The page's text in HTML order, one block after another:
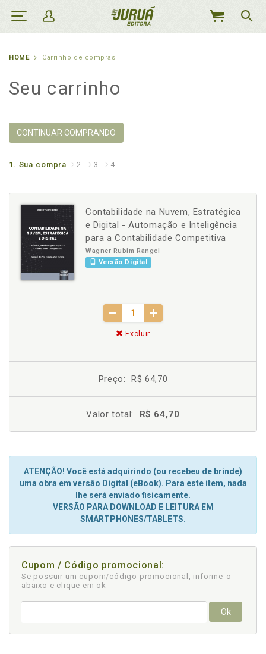
MEU
HOME Carrinho de compras
Seu carrinho
CONTINUAR COMPRANDO
1. Sua compra 2. 3. 4.
Contabilidade na Nuvem, Estratégica
e Digital - Automação e Inteligência
para a Contabilidade Competitiva
Wagner Rubim Rangel
Versão Digital
Excluir
Preço: R$ 64,70
Valor total: R$ 64,70
ATENÇÃO! Você está adquirindo (ou recebeu de brinde)
uma obra em versão Digital (eBook). Para este item, nada
lhe será enviado fisicamente.
VERSÃO PARA DOWNLOAD E LEITURA EM
SMARTPHONES/TABLETS.
Cupom / Código promocional:
Se possuir um cupom/código promocional, informe-o
abaixo e clique em ok
Ok